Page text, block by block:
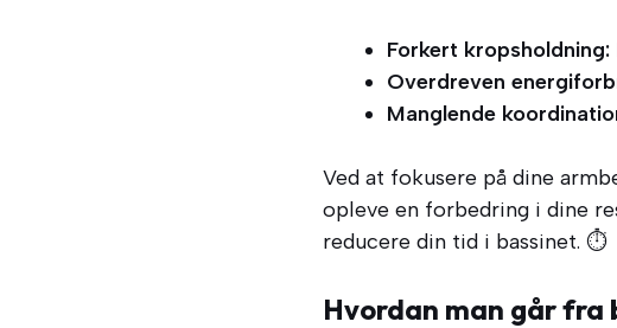
Forkert kropsholdning:
Overdreven
Manglende
Ved at fokusere på dine
opleve en forbedring i dine
reducere din tid i bassinet. ⏱️
Hvordan man går fra